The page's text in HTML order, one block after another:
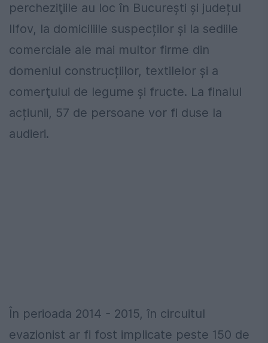
percheziţiile au loc în București și județul
Ilfov, la domiciliile suspecților şi la sediile
comerciale ale mai multor firme din
domeniul construcțiilor, textilelor și a
comerţului de legume și fructe. La finalul
acțiunii, 57 de persoane vor fi duse la
audieri.
În perioada 2014 - 2015, în circuitul
evazionist ar fi fost implicate peste 150 de